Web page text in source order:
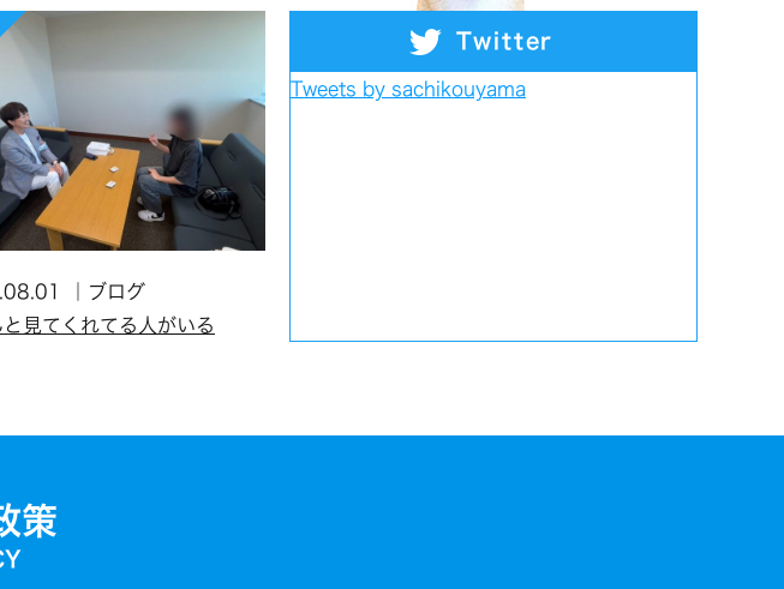
ブログ
と見てくれてる人がいる
Twitter
Tweets by sachikouyama
策